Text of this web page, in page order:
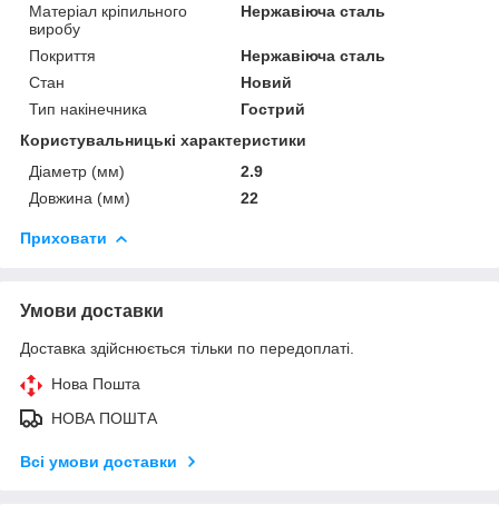
Матеріал кріпильного
виробу
Нержавіюча сталь
Покриття
Нержавіюча сталь
Стан
Новий
Тип накінечника
Гострий
Користувальницькі характеристики
Діаметр (мм)
2.9
Довжина (мм)
22
Приховати
Умови доставки
Доставка здійснюється тільки по передоплаті.
Нова Пошта
НОВА ПОШТА
Всі умови доставки